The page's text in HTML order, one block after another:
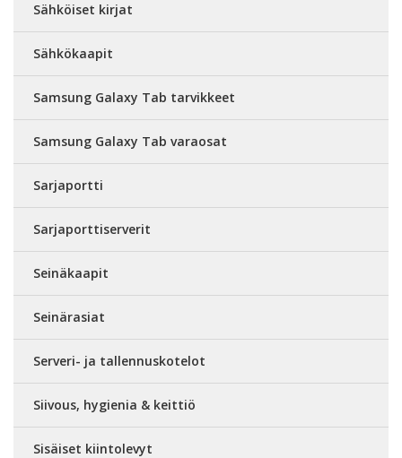
Sähköiset kirjat
Sähkökaapit
Samsung Galaxy Tab tarvikkeet
Samsung Galaxy Tab varaosat
Sarjaportti
Sarjaporttiserverit
Seinäkaapit
Seinärasiat
Serveri- ja tallennuskotelot
Siivous, hygienia & keittiö
Sisäiset kiintolevyt